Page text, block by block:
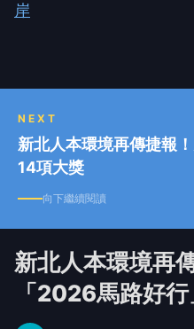
岸
NEXT
新北人本環境再傳捷報
14項大獎
向下繼續閱讀
新北人本環境再
「2026馬路好